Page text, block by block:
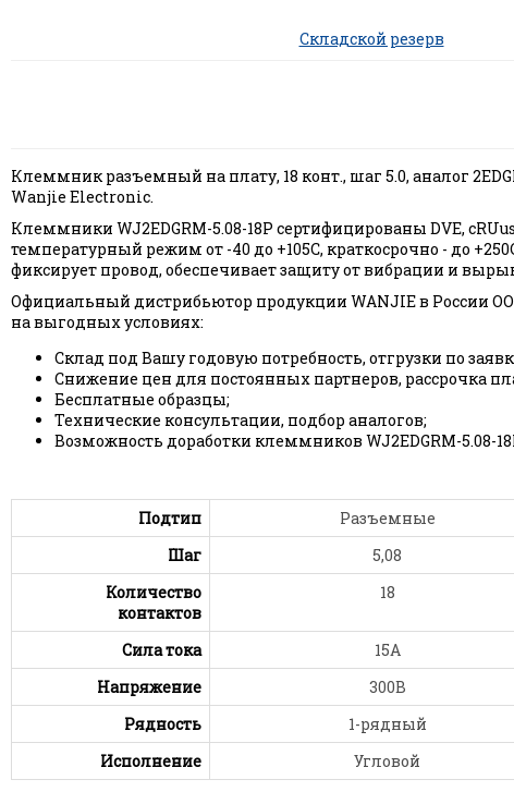
Складской резерв
Клеммник разъемный на плату, 18 конт., шаг 5.0, аналог
Wanjie Electronic.
Клеммники WJ2EDGRM-5.08-18P сертифицированы DVE,
температурный режим от -40 до +105С, краткосрочно - до
фиксирует провод, обеспечивает защиту от вибрации и
Официальный дистрибьютор продукции WANJIE в России
на выгодных условиях:
Склад под Вашу годовую потребность, отгрузки по
Снижение цен для постоянных партнеров, рассрочка
Бесплатные образцы;
Технические консультации, подбор аналогов;
Возможность доработки клеммников WJ2EDGRM-5.08-
Подтип
Разъемные
Шаг
5,08
Количество
контактов
18
Сила тока
15А
Напряжение
300В
Рядность
1-рядный
Исполнение
Угловой